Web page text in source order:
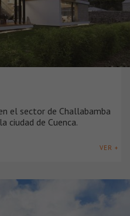
el sector de Challabamba
ciudad de Cuenca.
VER +